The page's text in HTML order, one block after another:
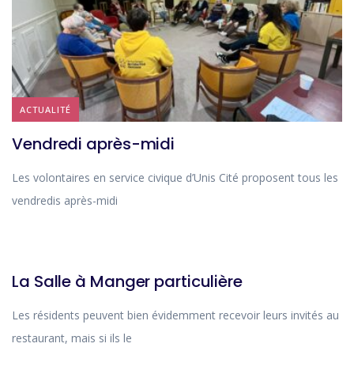
ACTUALITÉ
Vendredi après-midi
Les volontaires en service civique d’Unis Cité proposent tous les
vendredis après-midi
La Salle à Manger particulière
Les résidents peuvent bien évidemment recevoir leurs invités au
restaurant, mais si ils le